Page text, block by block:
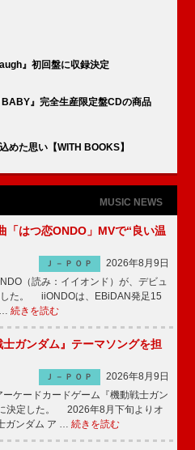
』初回盤に収録決定
』完全生産限定盤CDの商品
た思い【WITH BOOKS】
MUSIC NEWS
はつ恋ONDO」MVで“良い温
Ｊ－ＰＯＰ
2026年8月9日
（読み：イイオンド）が、デビュ
した。 iiONDOは、EBiDAN発足15
… 続きを読む
ガンダム』テーマソングを担
Ｊ－ＰＯＰ
2026年8月9日
ケードカードゲーム『機動戦士ガン
決定した。 2026年8月下旬よりオ
ガンダム ア … 続きを読む